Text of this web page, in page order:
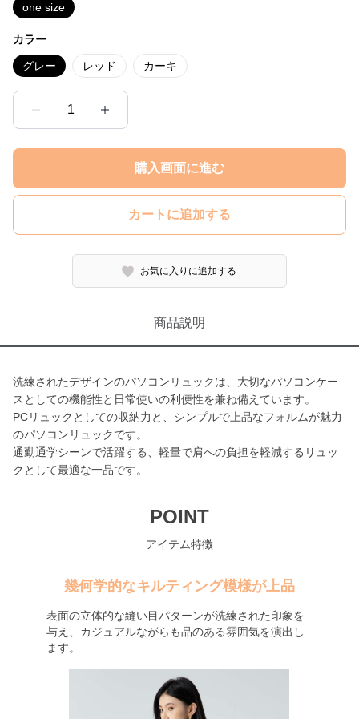
one size
カラー
グレー レッド カーキ
1
購入画面に進む
カートに追加する
お気に入りに追加する
商品説明
洗練されたデザインのパソコンリュックは、大切なパソコンケー
スとしての機能性と日常使いの利便性を兼ね備えています。
PCリュックとしての収納力と、シンプルで上品なフォルムが魅力
のパソコンリュックです。
通勤通学シーンで活躍する、軽量で肩への負担を軽減するリュッ
クとして最適な一品です。
POINT
アイテム特徴
幾何学的なキルティング模様が上品
表面の立体的な縫い目パターンが洗練された印象を
与え、カジュアルながらも品のある雰囲気を演出し
ます。